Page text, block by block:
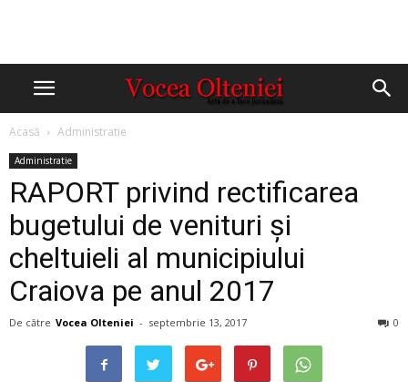
Acasă Administratie
Administratie
RAPORT privind rectificarea
bugetului de venituri şi
cheltuieli al municipiului
Craiova pe anul 2017
De către Vocea Olteniei - septembrie 13, 2017 0